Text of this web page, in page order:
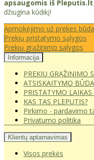
apsaugomis iš Pleputis.lt
džiugina kūdikį!
Apmokėjimo už prekes
Prekių pristatymo sąlygos
Prekių grąžinimo sąlygos
Informacija
PREKIŲ GRĄŽINIMO
ATSISKAITYMO
PRISTATYMO
KAS TAS PLEPUTIS?
Pirkimo - pardavimo
Privatumo politika
Klientų aptarnavimas
Visos prekės